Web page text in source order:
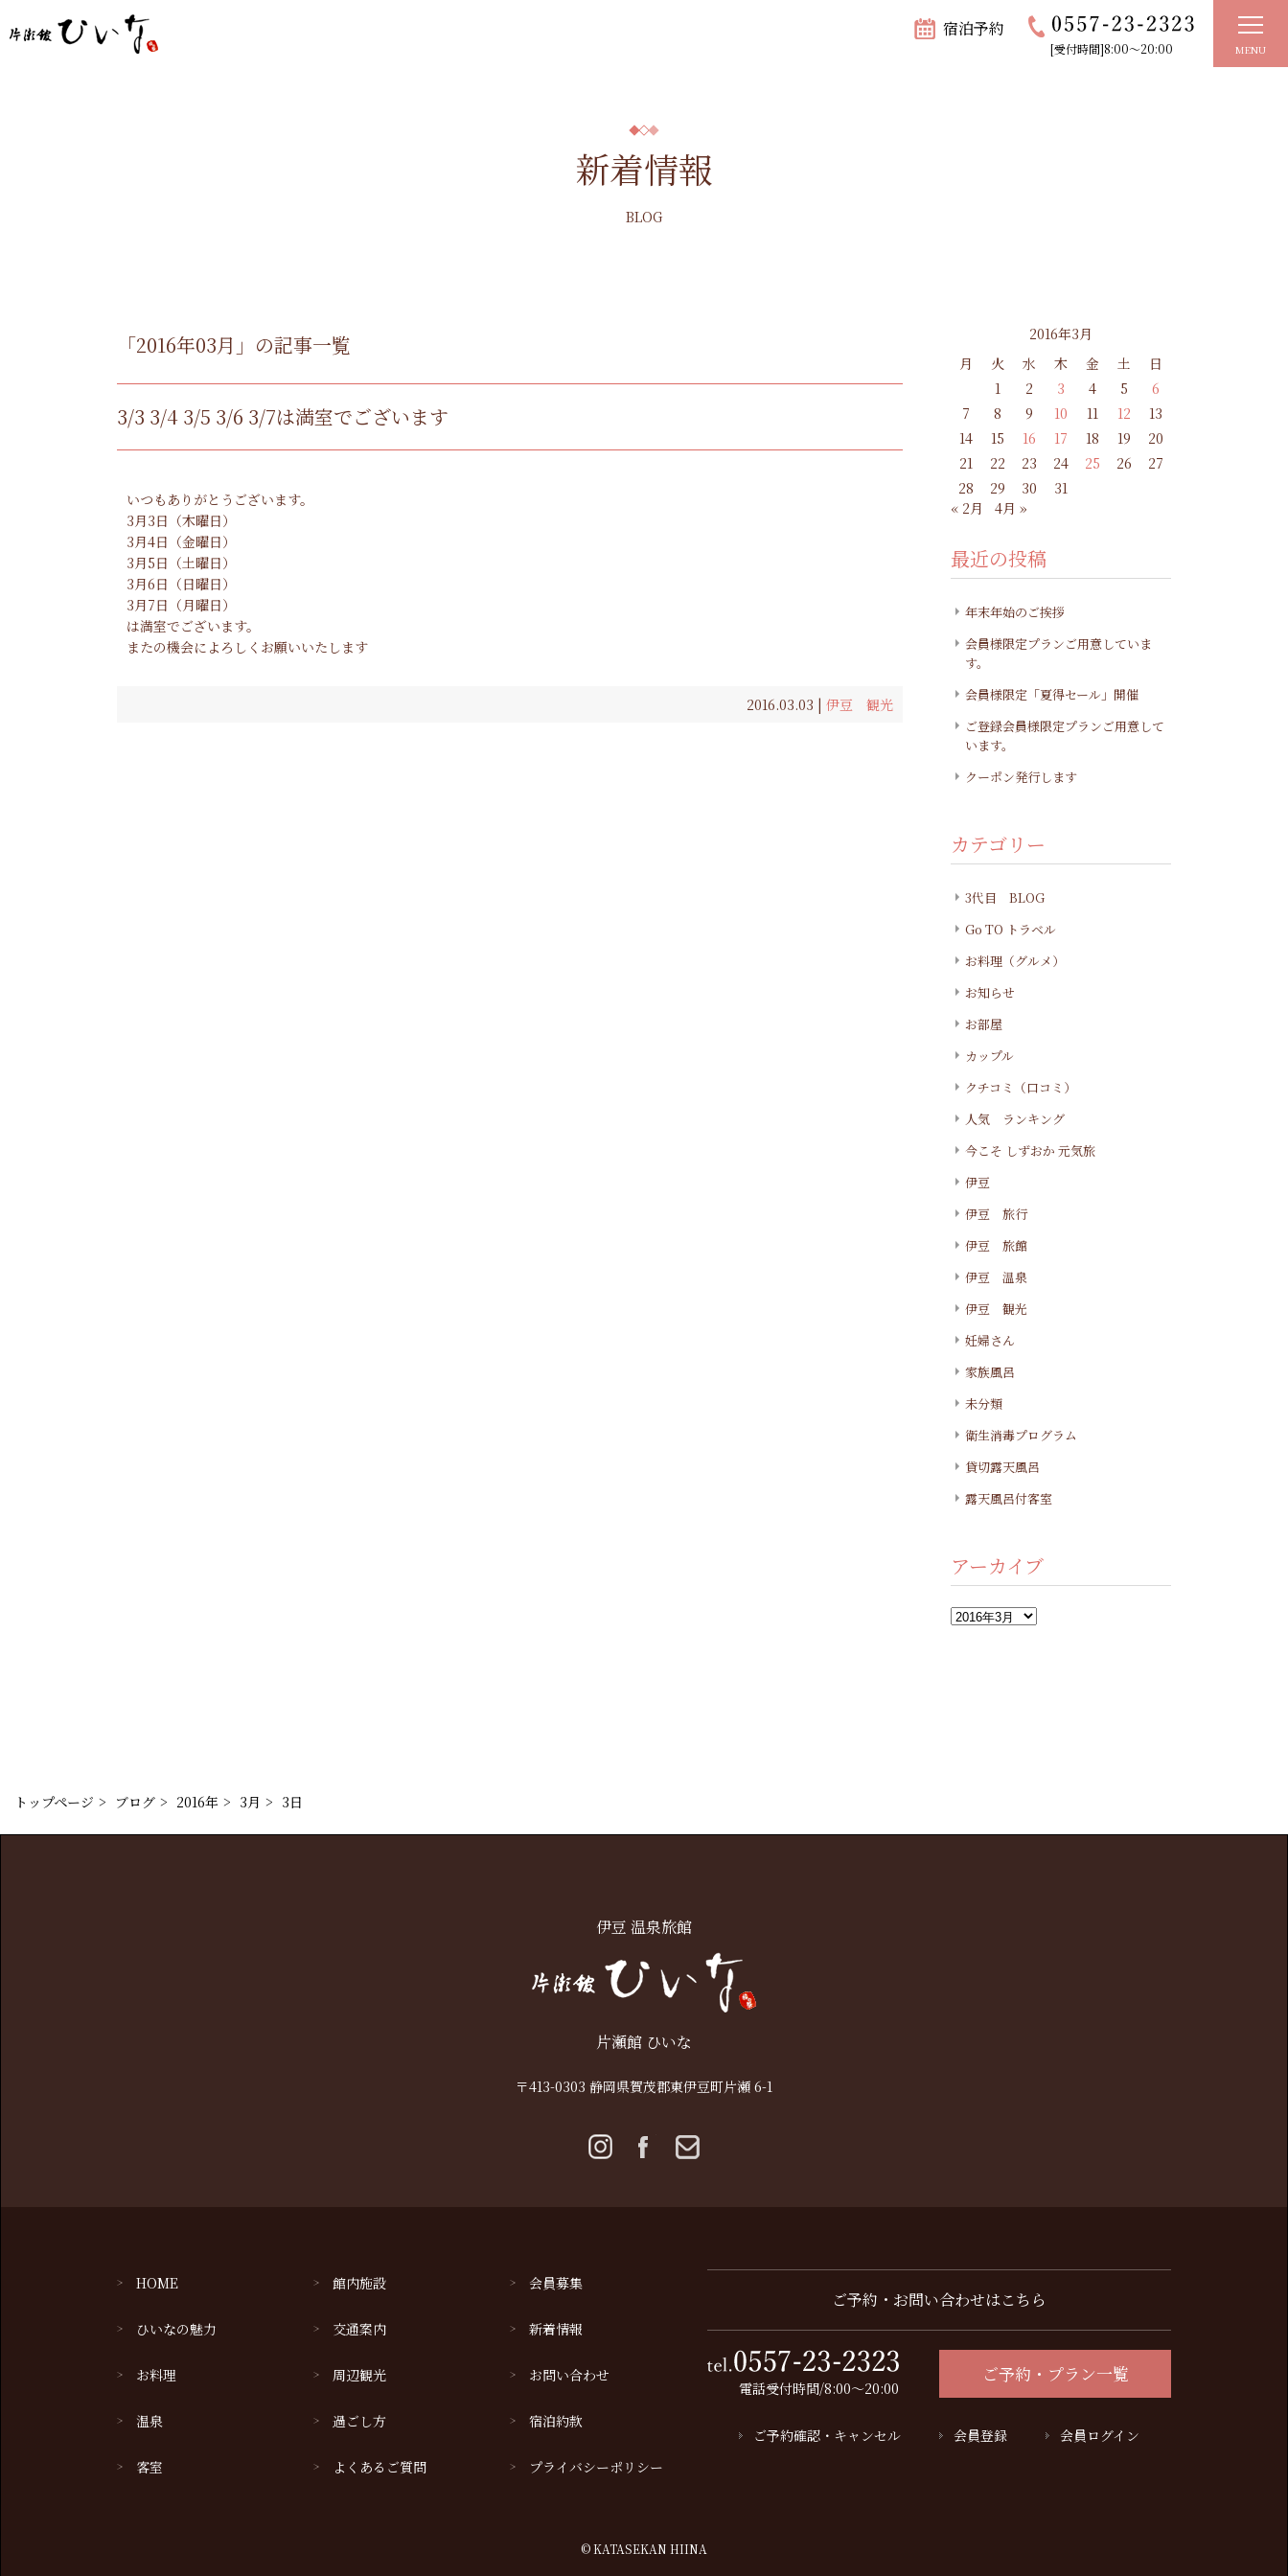
宿泊予約
[受付時間]8:00～20:00 MENU
新着情報
BLOG
「2016年03月」の記事一覧
3/3 3/4 3/5 3/6 3/7は満室でございます
いつもありがとうございます。
3月3日（木曜日）
3月4日（金曜日）
3月5日（土曜日）
3月6日（日曜日）
3月7日（月曜日）
は満室でございます。
またの機会によろしくお願いいたします
2016.03.03 | 伊豆 観光
2016年3月
月
火 水 木 金 土
日
1
2 3 4 5
6
7
8 9 10 11 12
13
14
15 16 17 18 19
20
21
22 23 24 25 26
27
28
29 30
31
« 2月
4月 »
最近の投稿
年末年始のご挨拶
会員様限定プランご用意していま
す。
会員様限定「夏得セール」開催
ご登録会員様限定プランご用意して
います。
クーポン発行します
カテゴリー
3代目 BLOG
Go TO トラベル
お料理（グルメ）
お知らせ
お部屋
カップル
クチコミ（口コミ）
人気 ランキング
今こそ しずおか 元気旅
伊豆
伊豆 旅行
伊豆 旅館
伊豆 温泉
伊豆 観光
妊婦さん
家族風呂
未分類
衛生消毒プログラム
貸切露天風呂
露天風呂付客室
アーカイブ
ア
ー
トップページ ブログ 2016年 3月 3日
伊豆 温泉旅館
片瀬館 ひいな
〒413-0303 静岡県賀茂郡東伊豆町片瀬 6-1
ご予約・お問い合わせはこちら
電話受付時間/8:00～20:00
ご予約・プラン一覧
ご予約確認・キャンセル 会員登録 会員ログイン
HOME
ひいなの魅力
お料理
温泉
客室
館内施設
交通案内
周辺観光
過ごし方
よくあるご質問
会員募集
新着情報
お問い合わせ
宿泊約款
プライバシーポリシー
© KATASEKAN HIINA